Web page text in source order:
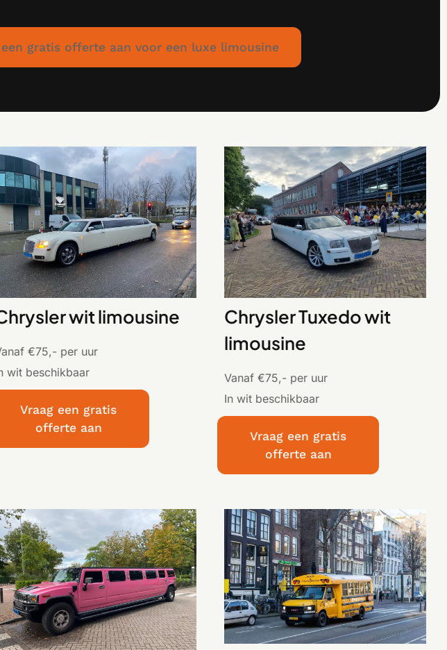
een gratis offerte aan voor een luxe limousine
wit limousine
€75,- per uur
wit beschikbaar
Vraag een gratis
offerte aan
Chrysler Tuxedo wit
limousine
Vanaf €75,- per uur
In wit beschikbaar
Vraag een gratis
offerte aan